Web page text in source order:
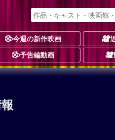
今週の新作映画
予告編動画